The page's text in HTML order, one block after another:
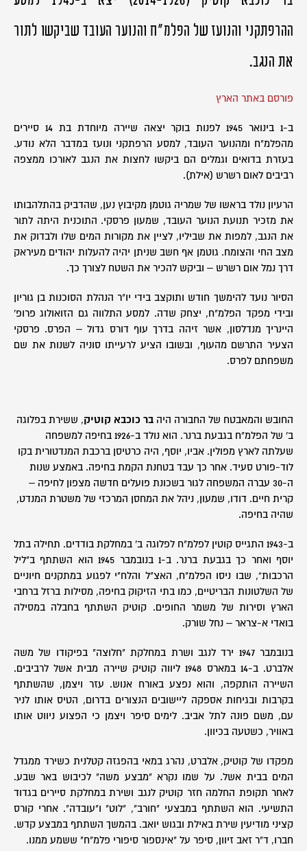
ההרפתקני והנועז של הפלמ"ח והנוער העובד שביקשו לתור
את הנגב.
פורסם באתר הארץ
ב-1 בינואר 1945 לפנות בוקר יצאה שיירה מיוחדת בת 14 סיירים
מהפלמ"ח ומהנוער העובד, למסע הרפתקני ונועז במדבר הלא נודע.
בעזרת בדואים וגמלים הם ביקשו לחצות את הנגב לאורכו ממצפה
רביבים לאום רשרש (אילת).
הרעיון נולד בראשו של שמריה גוטמן מקיבוץ נען, שהדביק בהתלהבותו
את מזכיר תנועת הנוער העובד, שמעון פרסקי. התוכנית היתה לתור
את הנגב, למפות את שביליו, לציין את מקורות המים שלו ולבדוק את
מצב החי והצומח. גוטמן אף חשב שניתן יהיה להעלות יהודים מעיראק
דרך נמל אום רשרש – וביקש להכיר את השטח לצורך כך.
הסיור נועד להימשך חודש ותוקצב בידי יו"ר הנהלת הסוכנות בן גוריון
ובידי מפקד הפלמ"ח, יצחק שדה. למסע התלווה גם הזואולוג פרופ'
היינריך מנדלסון, אשר זיהה בדרך עוף דורס גדול – הפרס. פרסקי
הצעיר התרשם מהעוף, ובשובו הציע לרעייתו סוניה לשנות את שם
משפחתם לפרס.
החובש והמאבטח של החבורה היה בר כוכבא קוטיק , ששירת בפלוגה
ב' של הפלמ"ח בגבעת ברנר. הוא נולד ב-1926 בחיפה למשפחה
שעלתה לארץ מפולין. אביו, יוסף, היה כרטיסן ברכבת המנדטורית בקו
לוד-פורט סעיד. אחר כך עבד בטחנת הקמת בחיפה. באמצע שנות
ה-30 עברה המשפחה לגור בשכונת פועלים חדשה מצפון לחיפה –
קרית חיים. דודו, שמעון, ניהל את המחסן המרכזי של משטרת המנדט,
שהיה בחיפה.
ב-1943 התגייס קוטין לפלמ"ח לפלוגה ב' במחלקת בודדים. תחילה בתל
יוסף ואחר כך בגבעת ברנר. ב-1 בנובמבר 1945 הוא השתתף ב"ליל
הרכבות”, שבו ניסו הפלמ"ח, האצ"ל והלח"י לפגוע במתקנים חיוניים
של השלטונות הבריטיים, כמו בתי הזיקוק בחיפה, מסילות ברזל ברחבי
הארץ וסירות של משמר החופים. קוטיק השתתף בחבלה במסילה
בואדי א-צראר – נחל שורק.
בנובמבר 1947 ירד לנגב ושרת במחלקת "חלוצה" בפיקודו של משה
אלברט. ב-14 במארס 1948 ליווה קוטיק שיירה מבית אשל לרביבים.
השיירה הותקפה, והוא נפצע באורח אנוש. עזר ויצמן, שהשתתף
בקרבות ובגיחות אספקה ליישובים הנצורים בדרום, הטיס אותו לניר
עם, משם פונה לתל אביב. לימים סיפר ויצמן כי הפצוע ניווט אותו
באוויר, כשטעה בכיוון.
מפקדו של קוטיק, אלברט, נהרג במאי בהפגזה קטלנית כשירד ממגדל
המים בבית אשל. על שמו נקרא "מבצע משה" לכיבוש באר שבע.
לאחר תקופת החלמה חזר קוטיק לנגב ושירת במחלקת סיירים בגדוד
התשיעי. הוא השתתף במבצעי "חורב", "לוט" ו"עובדה". אחרי קורס
קציני מודיעין שירת באילת ובגוש יואב. בהמשך השתתף במבצע קדש.
חברו, ד"ר זאב זיוון, סיפר על "אינספור סיפורי פלמ"ח" ששמע ממנו.